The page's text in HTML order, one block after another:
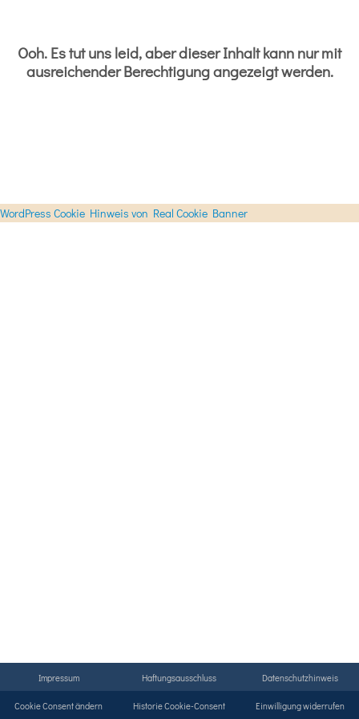
Ooh. Es tut uns leid, aber dieser Inhalt kann nur mit
ausreichender Berechtigung angezeigt werden.
Cookie Consent ändern Historie Cookie-Consent Einwilligung widerrufen
Impressum Haftungsausschluss Datenschutzhinweis
WordPress Cookie Hinweis von Real Cookie Banner